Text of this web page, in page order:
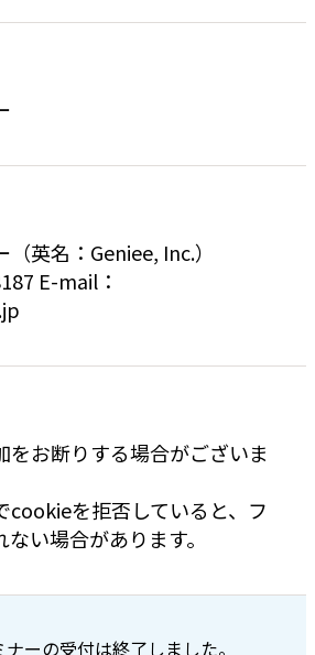
英名：Geniee, Inc.）
E-mail：
をお断りする場合がございま
cookieを拒否していると、フ
い場合があります。
ーの受付は終了しました。